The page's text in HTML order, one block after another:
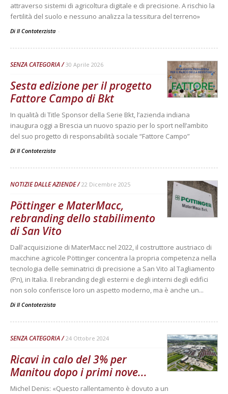
attraverso sistemi di agricoltura digitale e di precisione. A rischio la
fertilità del suolo e nessuno analizza la tessitura del terreno»
Di Il Contoterzista -
SENZA CATEGORIA 30 Aprile 2026
Sesta edizione per il progetto
Fattore Campo di Bkt
In qualità di Title Sponsor della Serie Bkt, l’azienda indiana
inaugura oggi a Brescia un nuovo spazio per lo sport nell’ambito
del suo progetto di responsabilità sociale “Fattore Campo”
Di Il Contoterzista
NOTIZIE DALLE AZIENDE 22 Dicembre 2025
Pöttinger e MaterMacc,
rebranding dello stabilimento
di San Vito
Dall'acquisizione di MaterMacc nel 2022, il costruttore austriaco di
macchine agricole Pöttinger concentra la propria competenza nella
tecnologia delle seminatrici di precisione a San Vito al Tagliamento
(Pn), in Italia. Il rebranding degli esterni e degli interni degli edifici
non solo conferisce loro un aspetto moderno, ma è anche un...
Di Il Contoterzista
SENZA CATEGORIA 24 Ottobre 2024
Ricavi in calo del 3% per
Manitou dopo i primi nove...
Michel Denis: «Questo rallentamento è dovuto a un